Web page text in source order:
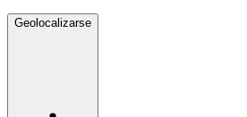
Geolocalizarse